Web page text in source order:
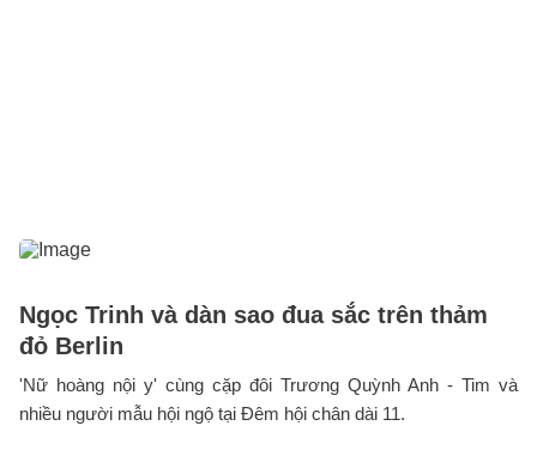
Ngọc Trinh và dàn sao đua sắc trên thảm
đỏ Berlin
'Nữ hoàng nội y' cùng cặp đôi Trương Quỳnh Anh - Tim và
nhiều người mẫu hội ngộ tại Đêm hội chân dài 11.